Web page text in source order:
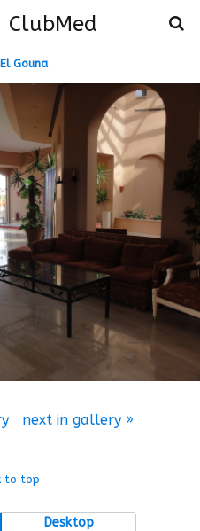
Gouna
next in gallery »
to top
Desktop